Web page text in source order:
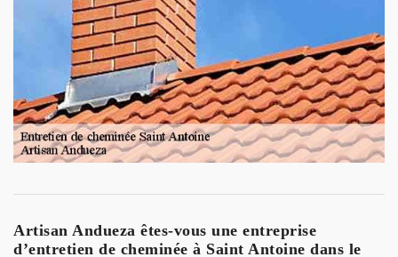
Artisan Andueza êtes-vous une entreprise
d’entretien de cheminée à Saint Antoine dans le